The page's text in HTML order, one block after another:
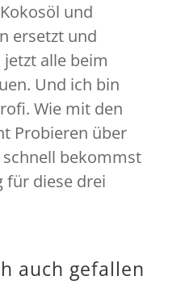
und
ersetzt und
alle beim
Und ich bin
Wie mit den
Probieren über
bekommst
für diese drei
auch gefallen